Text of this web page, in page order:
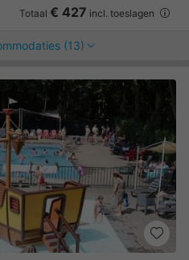
Totaal € 427 incl. toeslagen
(13)